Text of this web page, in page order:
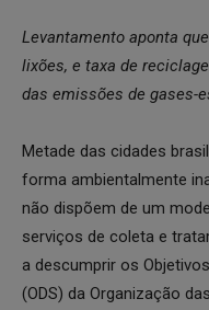
Levantamento aponta
lixões, e taxa de
das emissões de gases-
Metade das cidades
forma ambientalmente
não dispõem de um
serviços de coleta e
a descumprir os
(ODS) da Organização